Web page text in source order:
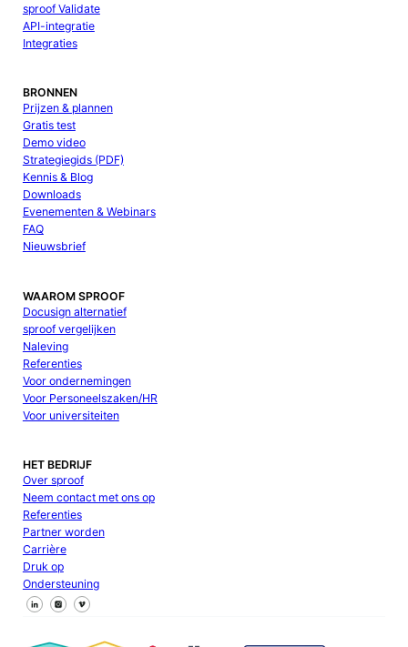
sproof Validate
API-integratie
Integraties
BRONNEN
Prijzen & plannen
Gratis test
Demo video
Strategiegids (PDF)
Kennis & Blog
Downloads
Evenementen & Webinars
FAQ
Nieuwsbrief
WAAROM SPROOF
Docusign alternatief
sproof vergelijken
Naleving
Referenties
Voor ondernemingen
Voor Personeelszaken/HR
Voor universiteiten
HET BEDRIJF
Over sproof
Neem contact met ons op
Referenties
Partner worden
Carrière
Druk op
Ondersteuning
Volg ons op Facebook
Volg ons op X
Volg ons op LinkedIn